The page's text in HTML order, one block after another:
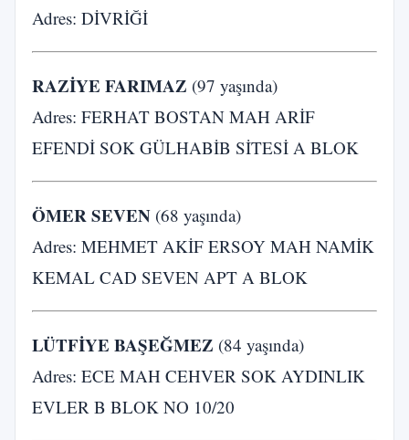
Adres: DİVRİĞİ
RAZİYE FARIMAZ (97 yaşında)
Adres: FERHAT BOSTAN MAH ARİF
EFENDİ SOK GÜLHABİB SİTESİ A BLOK
ÖMER SEVEN (68 yaşında)
Adres: MEHMET AKİF ERSOY MAH NAMİK
KEMAL CAD SEVEN APT A BLOK
LÜTFİYE BAŞEĞMEZ (84 yaşında)
Adres: ECE MAH CEHVER SOK AYDINLIK
EVLER B BLOK NO 10/20